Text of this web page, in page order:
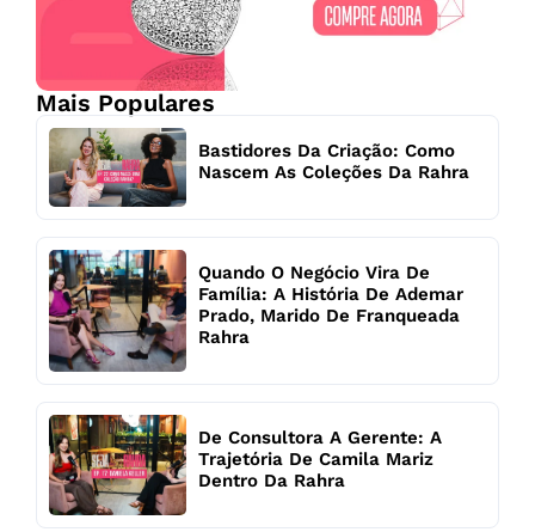
Mais Populares
Bastidores Da Criação: Como
Nascem As Coleções Da Rahra
Quando O Negócio Vira De
Família: A História De Ademar
Prado, Marido De Franqueada
Rahra
De Consultora A Gerente: A
Trajetória De Camila Mariz
Dentro Da Rahra